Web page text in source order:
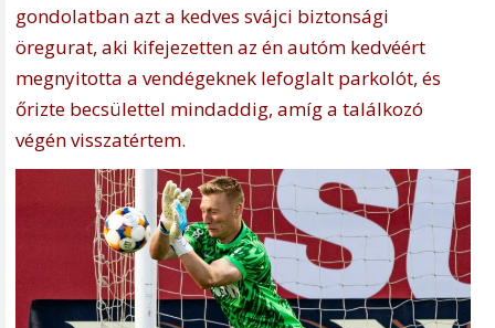
gondolatban azt a kedves svájci biztonsági
öregurat, aki kifejezetten az én autóm kedvéért
megnyitotta a vendégeknek lefoglalt parkolót, és
őrizte becsülettel mindaddig, amíg a találkozó
végén visszatértem.